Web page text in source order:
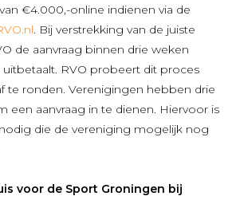
€4.000,-online indienen via de
. Bij verstrekking van de juiste
de aanvraag binnen drie weken
uitbetaalt. RVO probeert dit proces
te ronden. Verenigingen hebben drie
een aanvraag in te dienen. Hiervoor is
die de vereniging mogelijk nog
voor de Sport Groningen bij